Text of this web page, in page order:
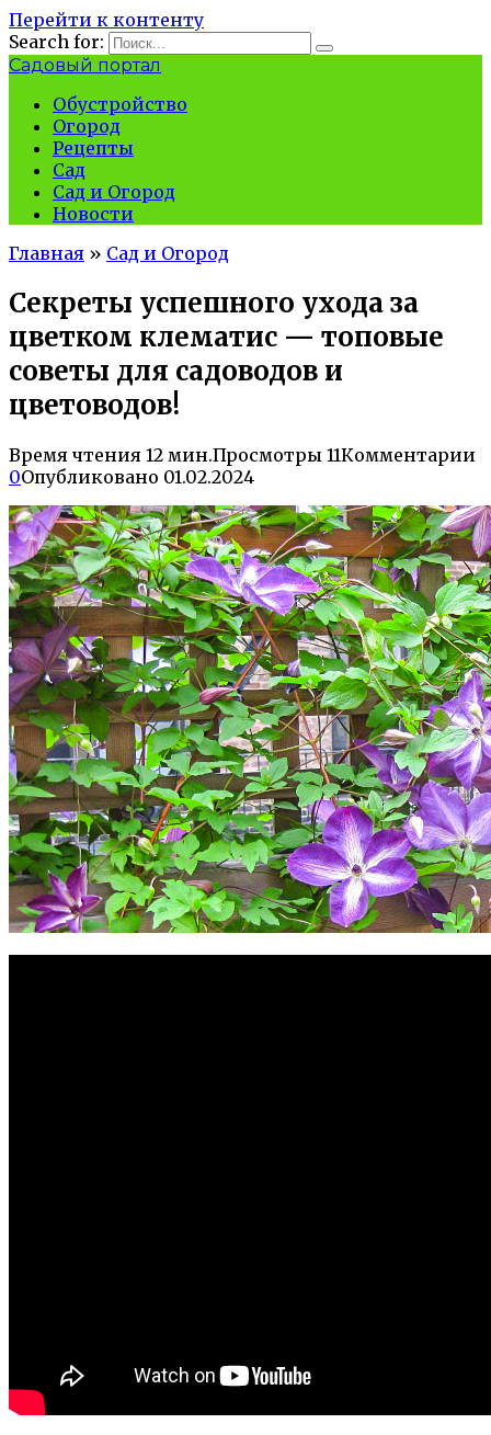
Перейти к контенту
Search for:
Садовый портал
Обустройство
Огород
Рецепты
Сад
Сад и Огород
Новости
Главная » Сад и Огород
Секреты успешного ухода за
цветком клематис — топовые
советы для садоводов и
цветоводов!
Время чтения 12 мин.Просмотры 11Комментарии
0Опубликовано 01.02.2024